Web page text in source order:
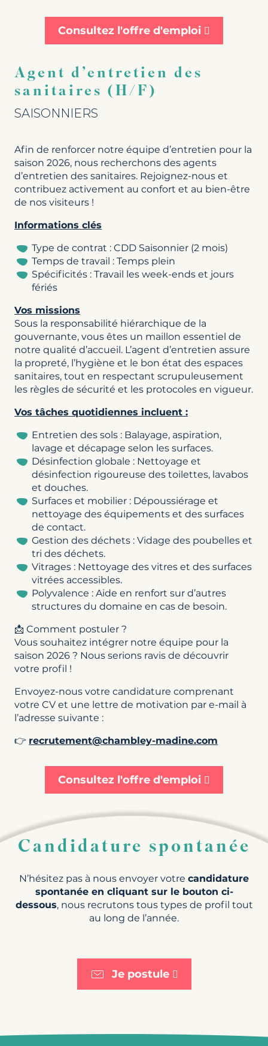
Consultez l'offre d'emploi
Agent d’entretien des
sanitaires (H/F)
SAISONNIERS
Afin de renforcer notre équipe d’entretien pour la
saison 2026, nous recherchons des agents
d’entretien des sanitaires. Rejoignez-nous et
contribuez activement au confort et au bien-être
de nos visiteurs !
Informations clés
Type de contrat : CDD Saisonnier (2 mois)
Temps de travail : Temps plein
Spécificités : Travail les week-ends et jours
fériés
Vos missions
Sous la responsabilité hiérarchique de la
gouvernante, vous êtes un maillon essentiel de
notre qualité d’accueil. L’agent d’entretien assure
la propreté, l’hygiène et le bon état des espaces
sanitaires, tout en respectant scrupuleusement
les règles de sécurité et les protocoles en vigueur.
Vos tâches quotidiennes incluent :
Entretien des sols : Balayage, aspiration,
lavage et décapage selon les surfaces.
Désinfection globale : Nettoyage et
désinfection rigoureuse des toilettes, lavabos
et douches.
Surfaces et mobilier : Dépoussiérage et
nettoyage des équipements et des surfaces
de contact.
Gestion des déchets : Vidage des poubelles et
tri des déchets.
Vitrages : Nettoyage des vitres et des surfaces
vitrées accessibles.
Polyvalence : Aide en renfort sur d’autres
structures du domaine en cas de besoin.
📩 Comment postuler ?
Vous souhaitez intégrer notre équipe pour la
saison 2026 ? Nous serions ravis de découvrir
votre profil !
Envoyez-nous votre candidature comprenant
votre CV et une lettre de motivation par e-mail à
l’adresse suivante :
👉 recrutement@chambley-madine.com
Consultez l'offre d'emploi
Candidature spontanée
N’hésitez pas à nous envoyer votre candidature
spontanée en cliquant sur le bouton ci-
dessous, nous recrutons tous types de profil tout
au long de l’année.
Je postule